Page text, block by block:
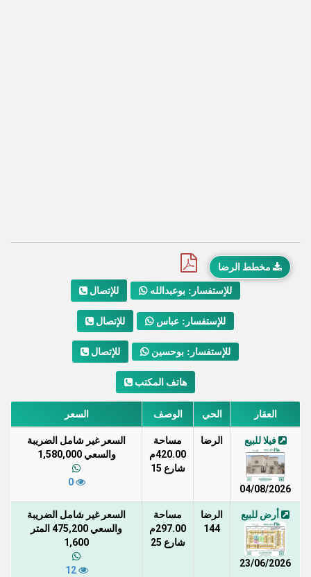
مخطط الرضا
للإتصال للإستفسار: بوعبدالله
للإتصال للإستفسار: عباس
للإتصال للإستفسار: بوحسين
هاتف المكتب
العقار الحي الوصف السعر
فيلا للبيع
04/08/2026
الرضا
مساحة
420.00م
شارع 15
السعر غير شامل الضريبة
والسعي 1,580,000
0
أرض للبيع
23/06/2026
الرضا
144
مساحة
297.00م
شارع 25
السعر غير شامل الضريبة
والسعي 475,200 المتر
1,600
12